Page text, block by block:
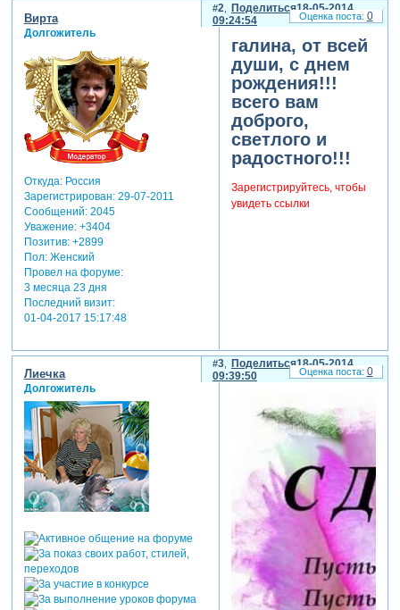
Поделиться
2
18-05-2014
09:24:54
Вирта
Долгожитель
Откуда:Россия
Зарегистрирован: 29-07-2011
Сообщений:2045
Уважение: +3404
Позитив: +2899
Пол:Женский
Провел на форуме:
3 месяца 23 дня
Последний визит:
01-04-2017 15:17:48
галина, от всей
души, с днем
рождения!!!
всего вам
доброго,
светлого и
радостного!!!
Зарегистрируйтесь, чтобы
увидеть ссылки
0
Поделиться
3
18-05-2014
09:39:50
Лиечка
Долгожитель
0